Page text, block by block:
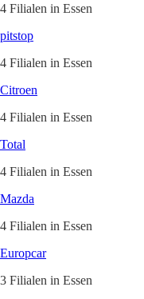
4 Filialen in Essen
pitstop
4 Filialen in Essen
Citroen
4 Filialen in Essen
Total
4 Filialen in Essen
Mazda
4 Filialen in Essen
Europcar
3 Filialen in Essen